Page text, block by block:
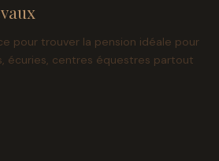
pour trouver la pension idéale pour
écuries, centres équestres partout